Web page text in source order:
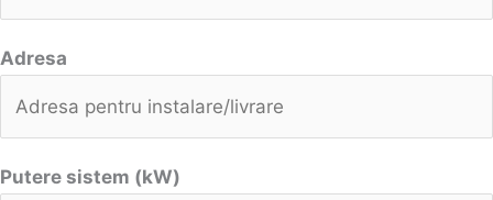
Adresa
Putere sistem (kW)